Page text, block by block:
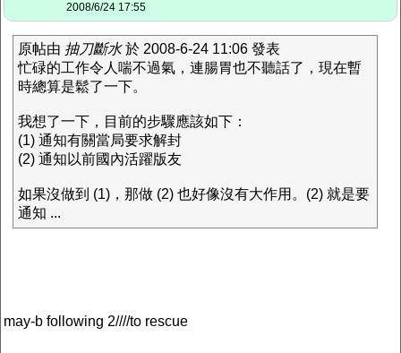
2008/6/24 17:55
原帖由 抽刀斷水於 2008-6-24 11:06 發表
忙碌的工作令人喘不過氣，連腸胃也不聽話了，現在暫
時總算是鬆了一下。
我想了一下，目前的步驟應該如下：
(1) 通知有關當局要求解封
(2) 通知以前國內活躍版友
如果沒做到 (1)，那做 (2) 也好像沒有大作用。(2) 就是要
通知 ...
may-b following 2////to rescue